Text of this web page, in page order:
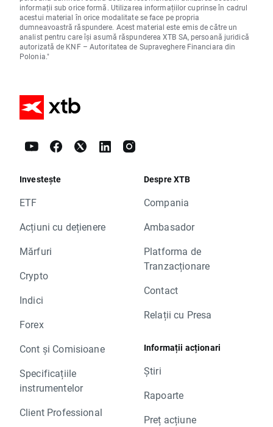
informații sub orice formă. Utilizarea informațiilor cuprinse în cadrul
acestui material în orice modalitate se face pe propria
dumneavoastră răspundere. Acest material este emis de către un
analist pentru care își asumă răspunderea XTB SA, persoană juridică
autorizată de KNF – Autoritatea de Supraveghere Financiara din
Polonia."
Investește
ETF
Acțiuni cu dețienere
Mărfuri
Crypto
Indici
Forex
Cont și Comisioane
Specificațiile
instrumentelor
Client Professional
Despre XTB
Compania
Ambasador
Platforma de
Tranzacționare
Contact
Relații cu Presa
Informații acționari
Știri
Rapoarte
Preț acțiune